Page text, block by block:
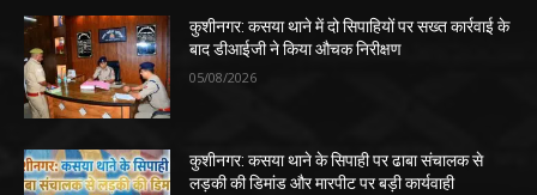
कुशीनगर: कसया थाने में दो सिपाहियों पर सख्त कार्रवाई के
बाद डीआईजी ने किया औचक निरीक्षण
05/08/2026
कुशीनगर: कसया थाने के सिपाही पर ढाबा संचालक से
लड़की की डिमांड और मारपीट पर बड़ी कार्यवाही